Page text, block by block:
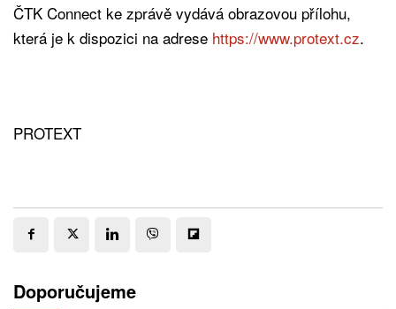
ČTK Connect ke zprávě vydává obrazovou přílohu,
která je k dispozici na adrese https://www.protext.cz.
PROTEXT
Doporučujeme